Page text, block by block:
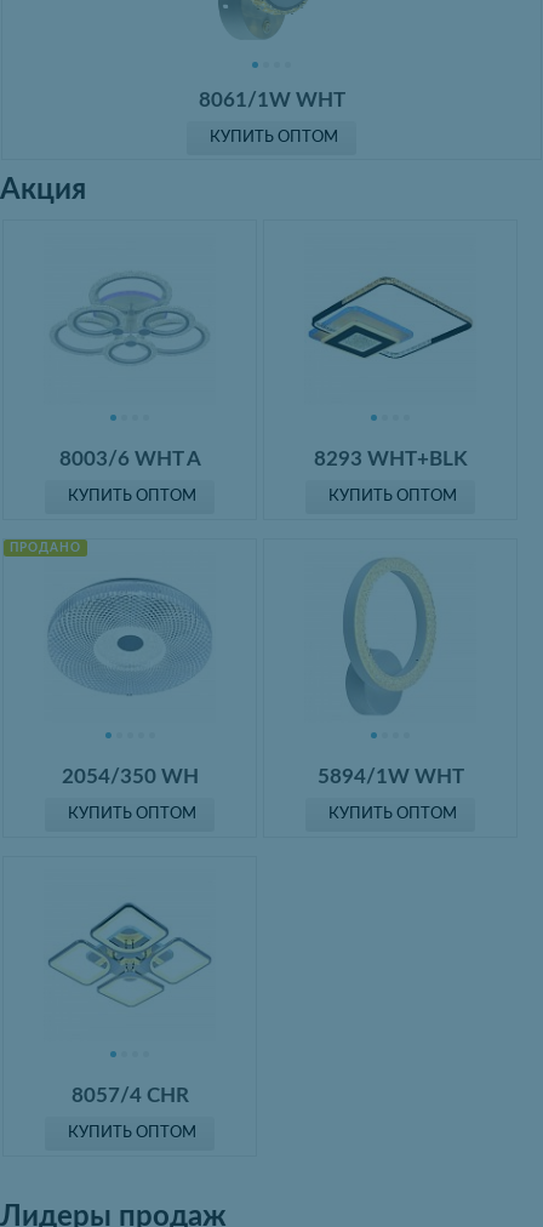
8061/1W WHT
КУПИТЬ ОПТОМ
Акция
8003/6 WHT A
КУПИТЬ ОПТОМ
8293 WHT+BLK
КУПИТЬ ОПТОМ
ПРОДАНО
2054/350 WH
КУПИТЬ ОПТОМ
5894/1W WHT
КУПИТЬ ОПТОМ
8057/4 CHR
КУПИТЬ ОПТОМ
Лидеры продаж